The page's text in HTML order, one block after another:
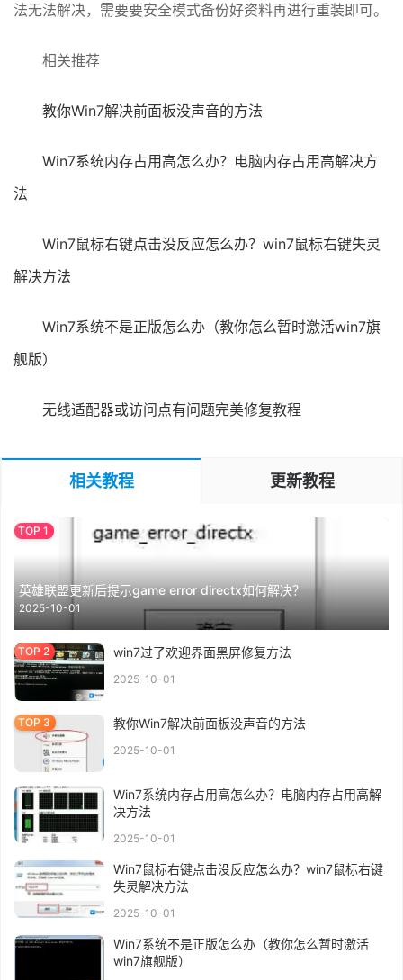
法无法解决，需要要安全模式备份好资料再进行重装即可。
相关推荐
教你Win7解决前面板没声音的方法
Win7系统内存占用高怎么办？电脑内存占用高解决方
法
Win7鼠标右键点击没反应怎么办？win7鼠标右键失灵
解决方法
Win7系统不是正版怎么办（教你怎么暂时激活win7旗
舰版）
无线适配器或访问点有问题完美修复教程
相关教程 更新教程
英雄联盟更新后提示game error directx如何解决？
2025-10-01
win7过了欢迎界面黑屏修复方法
2025-10-01
教你Win7解决前面板没声音的方法
2025-10-01
Win7系统内存占用高怎么办？电脑内存占用高解
决方法
2025-10-01
Win7鼠标右键点击没反应怎么办？win7鼠标右键
失灵解决方法
2025-10-01
Win7系统不是正版怎么办（教你怎么暂时激活
win7旗舰版）